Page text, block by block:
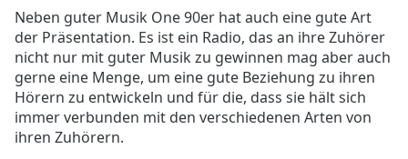
Stream
TypeLIVE
Seek to
currently
behind
live
Remaining
Time-
Neben guter Musik One 90er hat auch eine gute Art
der Präsentation. Es ist ein Radio, das an ihre Zuhörer
nicht nur mit guter Musik zu gewinnen mag aber auch
gerne eine Menge, um eine gute Beziehung zu ihren
Hörern zu entwickeln und für die, dass sie hält sich
immer verbunden mit den verschiedenen Arten von
ihren Zuhörern.